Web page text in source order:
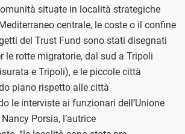
situate in località strategiche
centrale, le coste o il confine
del Trust Fund sono stati disegnati
le rotte migratorie, dal sud a Tripoli
e Tripoli), e le piccole città
piano rispetto alle città
le interviste ai funzionari dell’Unione
Porsia, l’autrice